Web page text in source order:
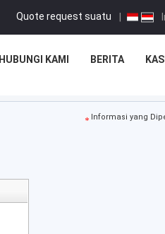
Quote request suatu |
HUBUNGI KAMI BERITA
Informasi yang